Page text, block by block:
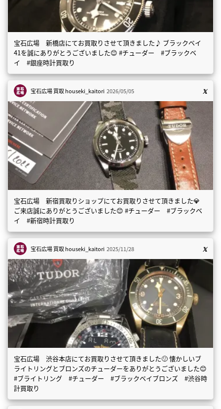
宝石広場 新橋店にてお買取りさせて頂きました♪ ブラックベイ
41を誠にありがとうございました😊 #チューダー #ブラックベ
イ #銀座時計買取り
宝石広場 買取houseki_kaitori 2026/05/05
宝石広場 新宿買取りショップにてお買取りさせて頂きました💎
ご来店誠にありがとうございました😊 #チューダー #ブラックベ
イ #新宿時計買取り
宝石広場 買取houseki_kaitori 2025/11/28
宝石広場 渋谷本店にてお買取りさせて頂きました🙂 懐かしいブ
ライトリングとブロンズのチューダーをありがとうございました😊
#ブライトリング #チューダー #ブラックベイブロンズ #渋谷時
計買取り